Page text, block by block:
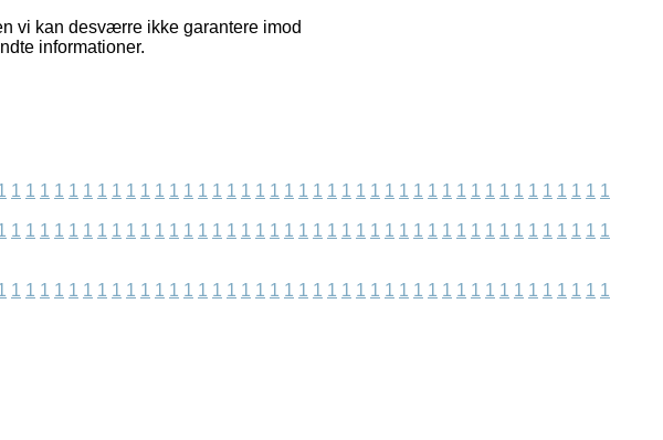
vi kan desværre ikke garantere imod
informationer.
1 1 1 1 1 1 1 1 1 1 1 1 1 1 1 1 1 1 1 1 1 1 1 1 1 1 1 1 1 1 1 1 1 1 1 1 1 1 1 1 1 1
1 1 1 1 1 1 1 1 1 1 1 1 1 1 1 1 1 1 1 1 1 1 1 1 1 1 1 1 1 1 1 1 1 1 1 1 1 1 1 1 1 1
1 1 1 1 1 1 1 1 1 1 1 1 1 1 1 1 1 1 1 1 1 1 1 1 1 1 1 1 1 1 1 1 1 1 1 1 1 1 1 1 1 1